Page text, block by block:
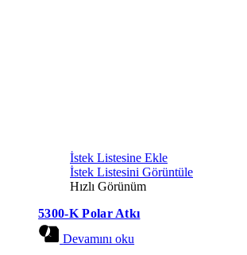
İstek Listesine Ekle
İstek Listesini Görüntüle
Hızlı Görünüm
5300-K Polar Atkı
Devamını oku